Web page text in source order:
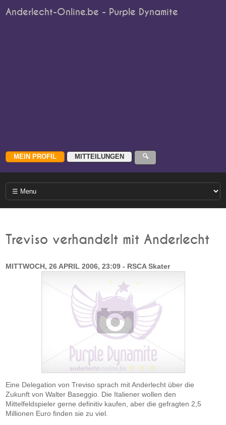
Anderlecht-Online.be - Purple Dynamite
Treviso verhandelt mit Anderlecht
MITTWOCH, 26 APRIL 2006, 23:09 - RSCA Skater
Eine Delegation von Treviso sprach mit Anderlecht über die
Zukunft von Walter Baseggio. Die Italiener wollen den
Mittelfeldspieler gerne definitiv kaufen, aber die gefragten 2,5
Millionen Euro finden sie zu viel.